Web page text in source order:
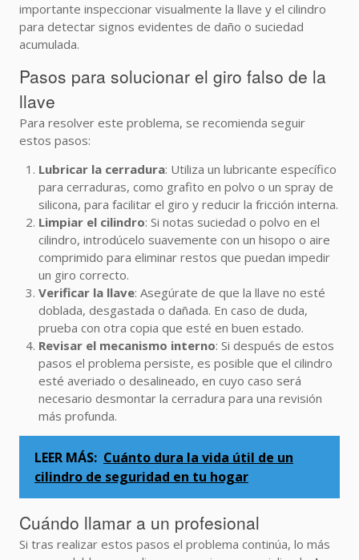
importante inspeccionar visualmente la llave y el cilindro
para detectar signos evidentes de daño o suciedad
acumulada.
Pasos para solucionar el giro falso de la
llave
Para resolver este problema, se recomienda seguir
estos pasos:
Lubricar la cerradura: Utiliza un lubricante específico
para cerraduras, como grafito en polvo o un spray de
silicona, para facilitar el giro y reducir la fricción interna.
Limpiar el cilindro: Si notas suciedad o polvo en el
cilindro, introdúcelo suavemente con un hisopo o aire
comprimido para eliminar restos que puedan impedir
un giro correcto.
Verificar la llave: Asegúrate de que la llave no esté
doblada, desgastada o dañada. En caso de duda,
prueba con otra copia que esté en buen estado.
Revisar el mecanismo interno: Si después de estos
pasos el problema persiste, es posible que el cilindro
esté averiado o desalineado, en cuyo caso será
necesario desmontar la cerradura para una revisión
más profunda.
LEER MÁS: Cuánto dura la vida útil de un
cilindro de seguridad en tu hogar
Cuándo llamar a un profesional
Si tras realizar estos pasos el problema continúa, lo más